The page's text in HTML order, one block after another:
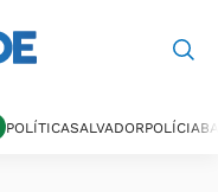
POLÍTICASALVADORPOLÍCIA